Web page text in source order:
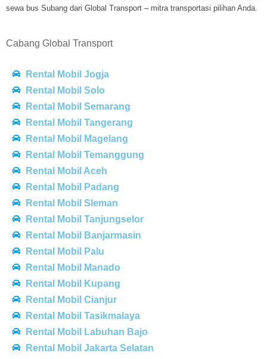
sewa bus Subang dari Global Transport – mitra transportasi pilihan Anda.
Cabang Global Transport
Rental Mobil Jogja
Rental Mobil Solo
Rental Mobil Semarang
Rental Mobil Tangerang
Rental Mobil Magelang
Rental Mobil Temanggung
Rental Mobil Aceh
Rental Mobil Padang
Rental Mobil Sleman
Rental Mobil Tanjungselor
Rental Mobil Banjarmasin
Rental Mobil Palu
Rental Mobil Manado
Rental Mobil Kupang
Rental Mobil Cianjur
Rental Mobil Tasikmalaya
Rental Mobil Labuhan Bajo
Rental Mobil Jakarta Selatan